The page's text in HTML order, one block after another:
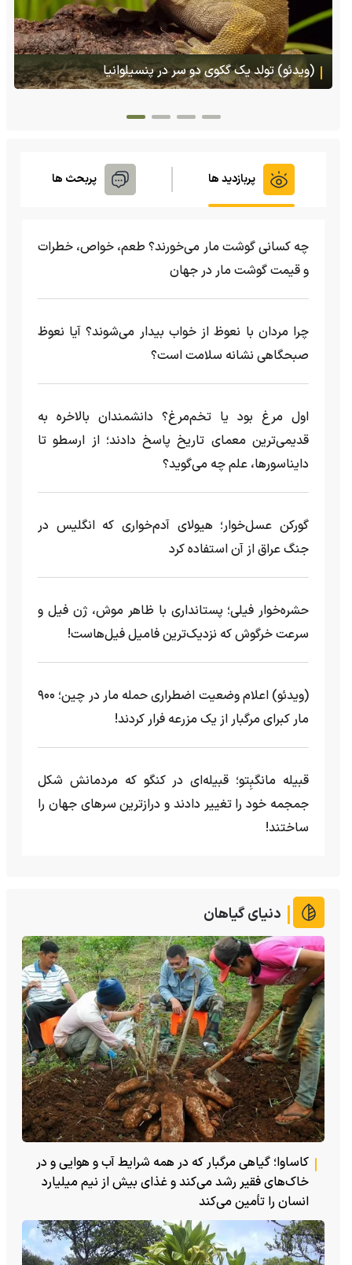
هجوم یک بزمجه غول‌پیکر به یک سوپرمارکت در تایلند
پربازدید ها پربحث ها
چه کسانی گوشت مار می‌خورند؟ طعم، خواص، خطرات
و قیمت گوشت مار در جهان
چرا مردان با نعوظ از خواب بیدار می‌شوند؟ آیا نعوظ
صبحگاهی نشانه سلامت است؟
اول مرغ بود یا تخم‌مرغ؟ دانشمندان بالاخره به
قدیمی‌ترین معمای تاریخ پاسخ دادند؛ از ارسطو تا
دایناسورها، علم چه می‌گوید؟
گورکن عسل‌خوار؛ هیولای آدم‌خواری که انگلیس در
جنگ عراق از آن استفاده کرد
حشره‌خوار فیلی؛ پستانداری با ظاهر موش، ژن فیل و
سرعت خرگوش که نزدیک‌ترین فامیل فیل‌هاست!
(ویدئو) اعلام وضعیت اضطراری حمله مار‌ در چین؛ ۹۰۰
مار کبرای مرگبار از یک مزرعه‌ فرار کردند!
قبیله مانگبِتو؛ قبیله‌ای در کنگو که مردمانش شکل
جمجمه خود را تغییر دادند و درازترین سرهای جهان را
ساختند!
دنیای گیاهان
کاساوا؛ گیاهی مرگبار که در همه شرایط آب و هوایی و در
خاک‌های فقیر رشد می‌کند و غذای بیش از نیم میلیارد
انسان را تأمین می‌کند